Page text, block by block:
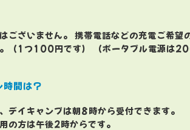
ございません。 携帯電話などの充電ご希望
（1つ100円です） （ポータブル電源は
間は？
デイキャンプは朝8時から受付できます。
の方は午後2時からです。